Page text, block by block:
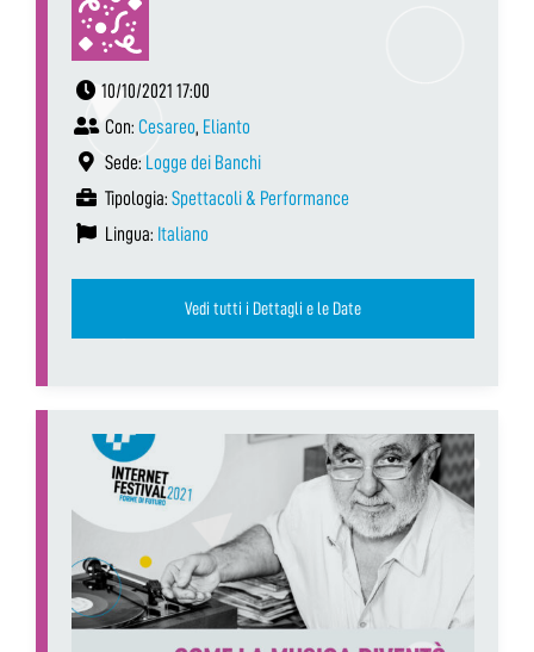
10/10/2021 17:00
Con: Cesareo, Elianto
Sede: Logge dei Banchi
Tipologia: Spettacoli & Performance
Lingua: Italiano
Vedi tutti i Dettagli e le Date